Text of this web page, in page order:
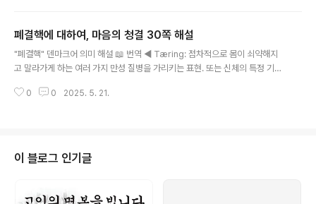
끼는 것”현상의미신체적으로죽음을 앞둔 환자가 오히려 일시적으로 활기를 느
끼는 것 (의학적으로도 보고됨)실존적으로가장 깊은 절망에 빠진 자가, 스스로
를 가장 행복하고 건강하다고 착각하는 상태 ▶ 이는 『죽음에 이르는 ..
폐결핵에 대하여, 마음의 청결 30쪽 해설
"폐결핵" 덴마크어 의미 해설 📖 번역 ◄ Tæring: 점차적으로 몸이 쇠약해지
고 말라가게 하는 여러 가지 만성 질병을 가리키는 표현. 또는 신체의 특정 기관
케고르 맥락에서) “Tæring”은 단순한 병리적 상태를 넘어서, 키르케고르에게
는 병 예: 『죽음에 이르는 병』에서 키르케고르는 죽음이란 신체의 종말이 아니
라, 하나님과의 관계에서 끊어진 자기 상실이라고 말합니다. 이때 “Tæring..
0 0 2025. 5. 21.
이 블로그 인기글